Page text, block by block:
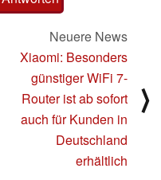
Neuere News
Xiaomi: Besonders
günstiger WiFi 7-
Router ist ab sofort
auch für Kunden in
Deutschland
erhältlich
⟩